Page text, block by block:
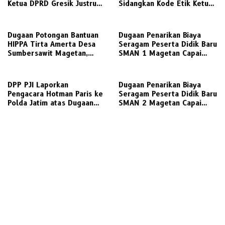
Ketua DPRD Gresik Justru
Sidangkan Kode Etik Ketua
Dugaan Potongan Bantuan
HIPPA Tirta Amerta Desa
Sumbersawit Magetan,
Dugaan Penarikan Biaya
Seragam Peserta Didik Baru
SMAN 1 Magetan Capai
DPP PJI Laporkan
Pengacara Hotman Paris ke
Polda Jatim atas Dugaan
Dugaan Penarikan Biaya
Seragam Peserta Didik Baru
SMAN 2 Magetan Capai